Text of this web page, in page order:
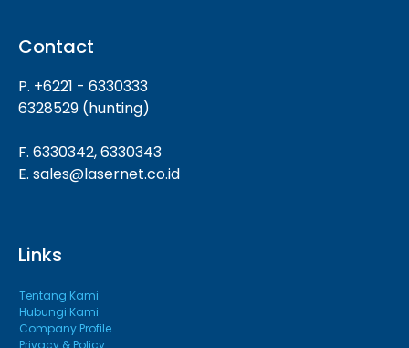
Contact
P. +6221 - 6330333
6328529 (hunting)
F. 6330342, 6330343
E. sales@lasernet.co.id
Links
Tentang Kami
Hubungi Kami
Company Profile
Privacy & Policy